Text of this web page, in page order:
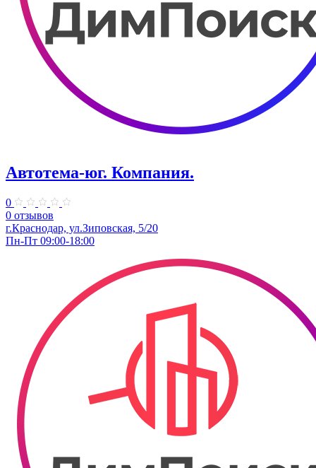
Автотема-юг. Компания.
0
0 отзывов
г.Краснодар, ул.Зиповская, 5/20
Пн-Пт 09:00-18:00